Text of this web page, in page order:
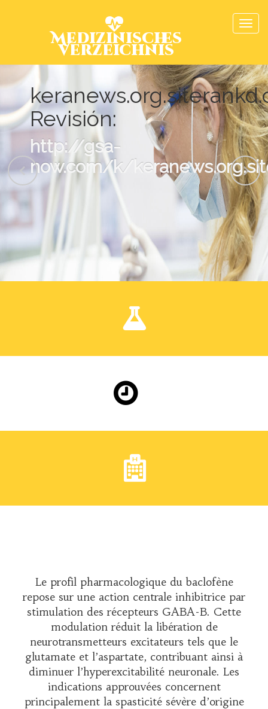
Medizinisches
Verzeichnis
Revisión:
http://gsa-
now.com/k/
Le profil pharmacologique du baclofène
repose sur une action centrale inhibitrice par
stimulation des récepteurs GABA-B. Cette
modulation réduit la libération de
neurotransmetteurs excitateurs tels que le
glutamate et l’aspartate, contribuant ainsi à
diminuer l’hyperexcitabilité neuronale. Les
indications approuvées concernent
principalement la spasticité sévère d’origine